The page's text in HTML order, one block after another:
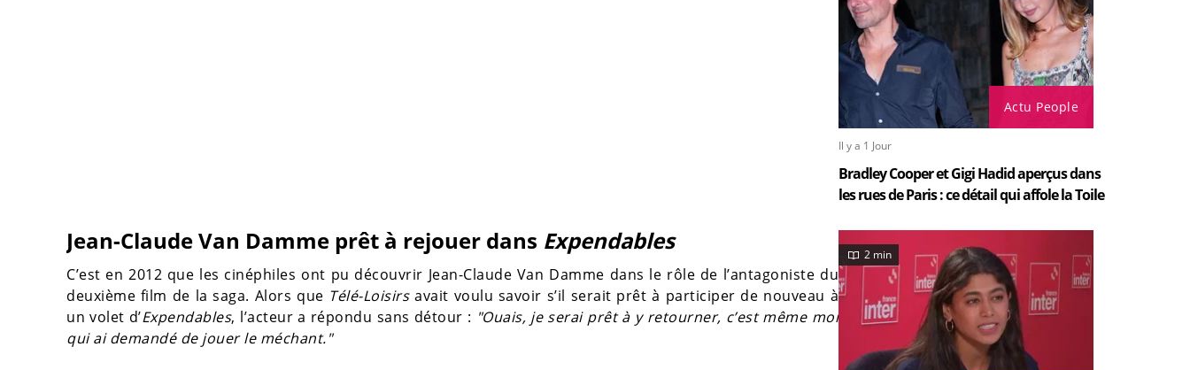
Jean-Claude Van Damme prêt à rejouer dans Expendables
C’est en 2012 que les cinéphiles ont pu découvrir Jean-Claude Van Damme dans le rôle de l’antagoniste du
deuxième film de la saga. Alors que Télé-Loisirsavait voulu savoir s’il serait prêt à participer de nouveau à
un volet d’Expendables, l’acteur a répondu sans détour : "Ouais, je serai prêt à y retourner, c’est même moi
qui ai demandé de jouer le méchant."
Actu People
Il y a 1 Jour
Bradley Cooper et Gigi Hadid aperçus dans
les rues de Paris : ce détail qui affole la Toile
2 min